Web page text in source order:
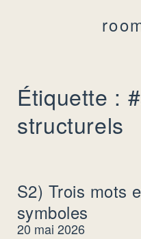
Étiquette :
structurels
S2) Trois mots
symboles
20 mai 2026